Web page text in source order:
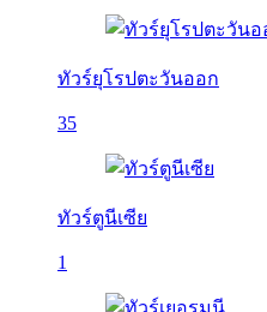
ทัวร์ยุโรปตะวันออก
35
ทัวร์ตูนีเซีย
1